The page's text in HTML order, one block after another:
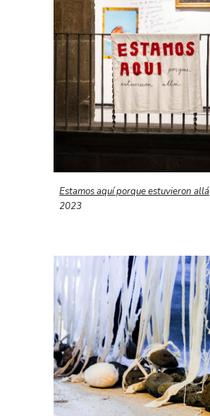
Estamos aquí porque estuvieron allá
2023